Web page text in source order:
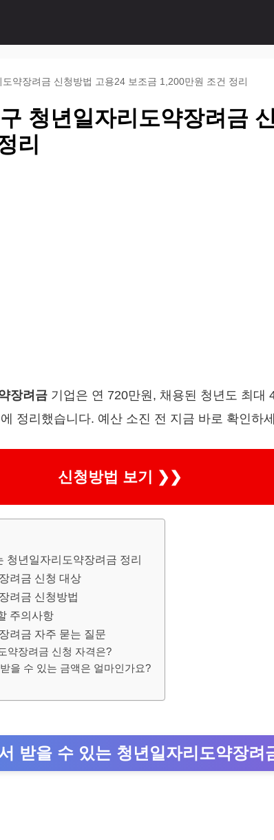
약장려금 신청방법 고용24 보조금 1,200만원 조건 정리
청년일자리도약장려금
리
장려금 기업은 연 720만원, 채용된 청년도 최대
정리했습니다. 예산 소진 전 지금 바로 확인하
신청방법 보기 ❯❯
청년일자리도약장려금 정리
려금 신청 대상
려금 신청방법
주의사항
려금 자주 묻는 질문
약장려금 신청 자격은?
을 수 있는 금액은 얼마인가요?
받을 수 있는 청년일자리도약장려